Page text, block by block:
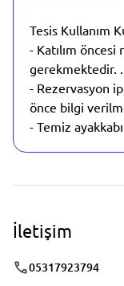
Tesis Kullanım
- Katılım öncesi
gerekmektedir. .
- Rezervasyon
önce bilgi
- Temiz
İletişim
05317923794